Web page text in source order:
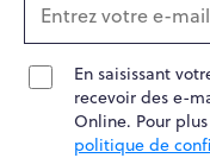
En saisissant
recevoir des e-
Online. Pour
politique de